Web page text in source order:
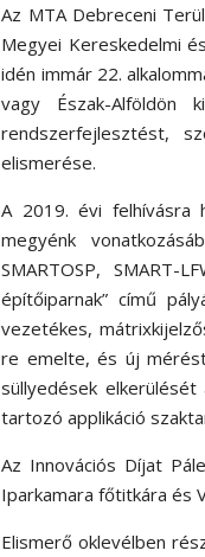
Az MTA Debreceni
Megyei Kereskedelmi
idén immár 22.
vagy Észak-Alföldön
rendszerfejlesztést,
elismerése.
A 2019. évi felhívásra
megyénk
SMARTOSP,
építőiparnak” című
vezetékes,
re emelte, és új
süllyedések
tartozó applikáció
Az Innovációs Díjat
Iparkamara főtitkára és
Elismerő oklevélben